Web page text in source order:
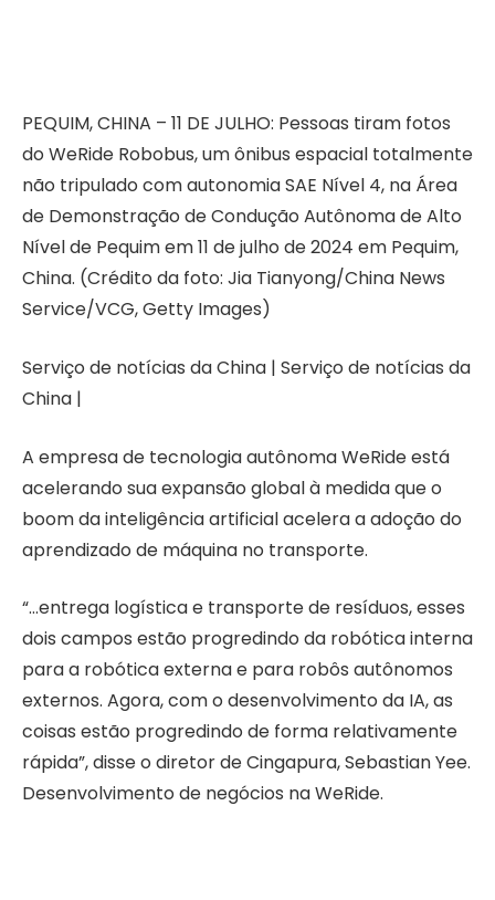
PEQUIM, CHINA – 11 DE JULHO: Pessoas tiram fotos
do WeRide Robobus, um ônibus espacial totalmente
não tripulado com autonomia SAE Nível 4, na Área
de Demonstração de Condução Autônoma de Alto
Nível de Pequim em 11 de julho de 2024 em Pequim,
China. (Crédito da foto: Jia Tianyong/China News
Service/VCG, Getty Images)
Serviço de notícias da China | Serviço de notícias da
China |
A empresa de tecnologia autônoma WeRide está
acelerando sua expansão global à medida que o
boom da inteligência artificial acelera a adoção do
aprendizado de máquina no transporte.
“…entrega logística e transporte de resíduos, esses
dois campos estão progredindo da robótica interna
para a robótica externa e para robôs autônomos
externos. Agora, com o desenvolvimento da IA, as
coisas estão progredindo de forma relativamente
rápida”, disse o diretor de Cingapura, Sebastian Yee.
Desenvolvimento de negócios na WeRide.